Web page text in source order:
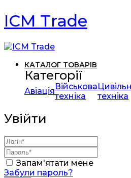
ICM Trade
КАТАЛОГ ТОВАРІВ
Категорії
АвіаціяВійськова
техніка
техніка
Увійти
Запам'ятати мене
Забули пароль?